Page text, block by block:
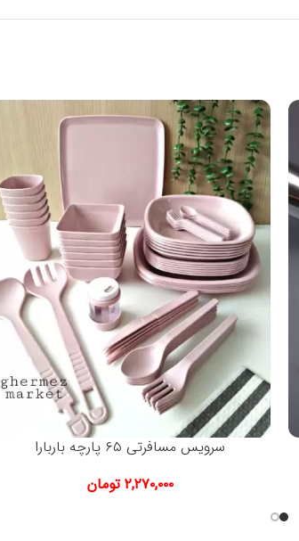
سرویس مسافرتی ۶۵ پارچه باربارا
۲,۲۷۰,۰۰۰ تومان